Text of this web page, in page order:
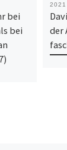
bei
bei
2021
der